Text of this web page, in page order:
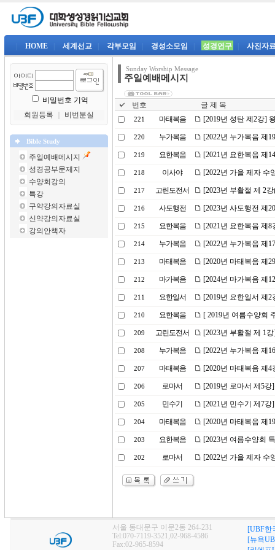
HOME 세계선교 각부모임 경성소모임 성경연구 사진자
비밀번호 기억
회원등록
비번분실
Bible Study
주일예배메시지
성경공부문제지
수양회강의
특강
구약강의자료실
신약강의자료실
강의안책자
Sunday Worship Message
주일예배메시지
번호 글 제 목
221 마태복음 [2019년 성탄 제2강]
220 누가복음 [2022년 누가복음 제
219 요한복음 [2021년 요한복음 제
218 이사야 [2022년 가을 제자 수
217 고린도전서 [2023년 부활절 제 2
216 사도행전 [2023년 사도행전 제
215 요한복음 [2021년 요한복음 제
214 누가복음 [2022년 누가복음 제
213 마태복음 [2020년 마태복음 제
212 마가복음 [2024년 마가복음 제
211 요한일서 [2019년 요한일서 제
210 요한복음 [ 2019년 여름수양회
209 고린도전서 [2023년 부활절 제 1
208 누가복음 [2022년 누가복음 제
207 마태복음 [2020년 마태복음 제
206 로마서 [2019년 로마서 제5
205 민수기 [2021년 민수기 제7
204 마태복음 [2020년 마태복음 제
203 요한복음 [2023년 여름수양회
202 로마서 [2022년 가을 제자 수
서울 동대문구 이문2동 264-231
Tel:070-7119-3521,02-968-4586
Fax:02-965-8594
[UBF한
[뉴욕